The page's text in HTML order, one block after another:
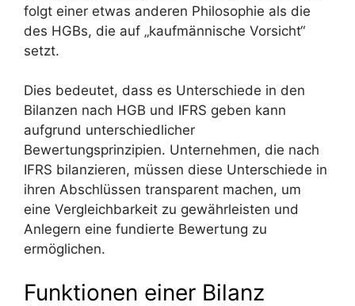
folgt einer etwas anderen Philosophie als die
des HGBs, die auf „kaufmännische Vorsicht“
setzt.
Dies bedeutet, dass es Unterschiede in den
Bilanzen nach HGB und IFRS geben kann
aufgrund unterschiedlicher
Bewertungsprinzipien. Unternehmen, die nach
IFRS bilanzieren, müssen diese Unterschiede in
ihren Abschlüssen transparent machen, um
eine Vergleichbarkeit zu gewährleisten und
Anlegern eine fundierte Bewertung zu
ermöglichen.
Funktionen einer Bilanz